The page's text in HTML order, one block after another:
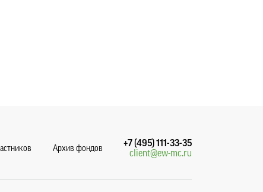
Архив фондов
+7 (495) 111-33-35
client@ew-mc.ru